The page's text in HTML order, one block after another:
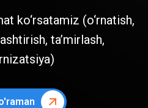
ko‘rsatamiz (o‘rnatish,
ta’mirlash,